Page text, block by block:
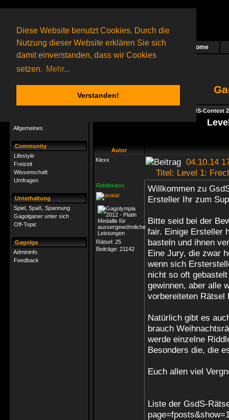
Diese Website benutzt Cookies. Durch die
Nutzung dieser Website erklären Sie sich
damit einverstanden, dass wir Cookies
setzen. Mehr...
Verstanden!
Das nächste Rätsel ist in Arbeit Home
65 Gagolganeronline(0 registrierte und 65 Gäste)
Gagolganer:
9732Rätsel online:
Allgemeines
Community
Lifestyle
Freizeit
Wissenschaft
Umfragen
Unterhaltung
Spiel, Spaß, Spannung
Gagolganer unter sich
Off-Topic
Gagolga
Admininfo
Feedback
Specials - GsdS-Contest
Autor
Klexx
04.10.14
Titel: Level 1:
Riddleklexx
Rätsel: 25
Beiträge: 21142
Willkommen zu
Ersteller Ihr zum
Bitte seid bei der
fair. Einige Ersteller
basteln und ihnen
Eine Jury, die zwar
wenn sich
nicht so oft
gewinnen, aber alle
vorbereiteten Rätsel
Natürlich gibt es
brauch
werde einzelne
Besonders die, die
Euch allen viel
Liste der GsdS-